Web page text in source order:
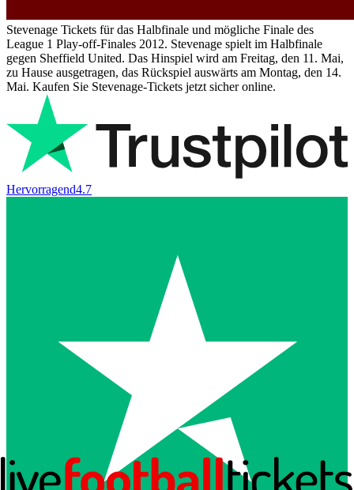
Stevenage Tickets für das Halbfinale und mögliche Finale des
League 1 Play-off-Finales 2012. Stevenage spielt im Halbfinale
gegen Sheffield United. Das Hinspiel wird am Freitag, den 11. Mai,
zu Hause ausgetragen, das Rückspiel auswärts am Montag, den 14.
Mai. Kaufen Sie Stevenage-Tickets jetzt sicher online.
Hervorragend4.7